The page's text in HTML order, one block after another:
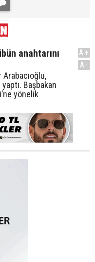
anahtarını
Arabacıoğlu,
Başbakan
yönelik
A+
A-